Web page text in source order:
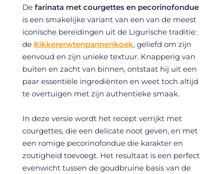
De farinata met courgettes en pecorinofondue
is een smakelijke variant van een van de meest
iconische bereidingen uit de Ligurische traditie:
de Kikkererwtenpannenkoek, geliefd om zijn
eenvoud en zijn unieke textuur. Knapperig van
buiten en zacht van binnen, ontstaat hij uit een
paar essentiële ingrediënten en weet toch altijd
te overtuigen met zijn authentieke smaak.
In deze versie wordt het recept verrijkt met
courgettes, die een delicate noot geven, en met
een romige pecorinofondue die karakter en
zoutigheid toevoegt. Het resultaat is een perfect
evenwicht tussen de goudbruine basis van de